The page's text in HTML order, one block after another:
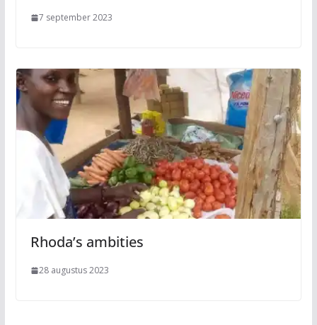
7 september 2023
Rhoda’s ambities
28 augustus 2023